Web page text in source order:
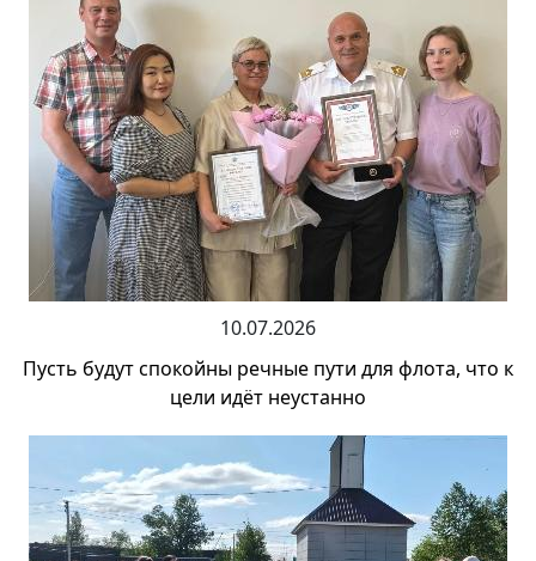
10.07.2026
Пусть будут спокойны речные пути для флота, что к
цели идёт неустанно